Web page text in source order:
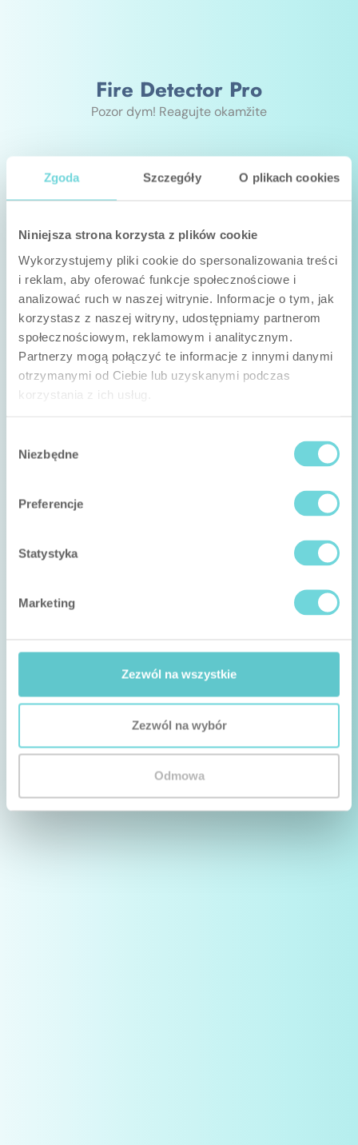
Zgoda Szczegóły O plikach cookies
Niniejsza strona korzysta z plików cookie
Wykorzystujemy pliki cookie do spersonalizowania treści
i reklam, aby oferować funkcje społecznościowe i
analizować ruch w naszej witrynie. Informacje o tym, jak
korzystasz z naszej witryny, udostępniamy partnerom
społecznościowym, reklamowym i analitycznym.
Partnerzy mogą połączyć te informacje z innymi danymi
otrzymanymi od Ciebie lub uzyskanymi podczas
korzystania z ich usług.
zgody
Niezbędne
Preferencje
Statystyka
Marketing
Zezwól na wszystkie
Zezwól na wybór
Odmowa
Fire Detector Pro
Pozor dym! Reagujte okamžite